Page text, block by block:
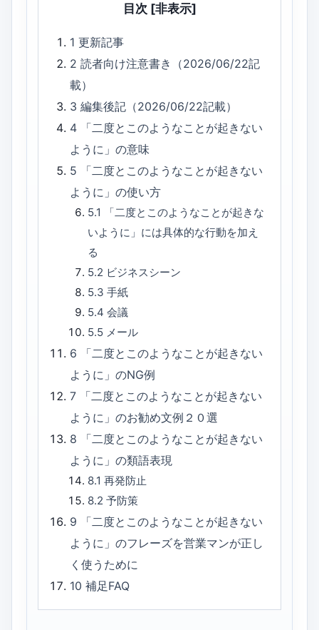
目次 [非表示]
1更新記事
2読者向け注意書き（2026/06/22記
載）
3編集後記（2026/06/22記載）
4
「二度とこのようなことが起きない
ように」の意味
5
「二度とこのようなことが起きない
ように」の使い方
5.1
「二度とこのようなことが起きな
いように」には具体的な行動を加え
る
5.2 ビジネスシーン
5.3 手紙
5.4 会議
5.5 メール
6
「二度とこのようなことが起きない
ように」のNG例
7
「二度とこのようなことが起きない
ように」のお勧め文例２０選
8
「二度とこのようなことが起きない
ように」の類語表現
8.1 再発防止
8.2 予防策
9
「二度とこのようなことが起きない
ように」のフレーズを営業マンが正し
く使うために
10補足FAQ